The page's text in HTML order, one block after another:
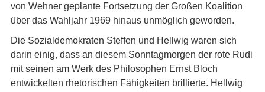
von Wehner geplante Fortsetzung der Großen Koalition
über das Wahljahr 1969 hinaus unmöglich geworden.
Die Sozialdemokraten Steffen und Hellwig waren sich
darin einig, dass an diesem Sonntagmorgen der rote Rudi
mit seinen am Werk des Philosophen Ernst Bloch
entwickelten rhetorischen Fähigkeiten brillierte. Hellwig